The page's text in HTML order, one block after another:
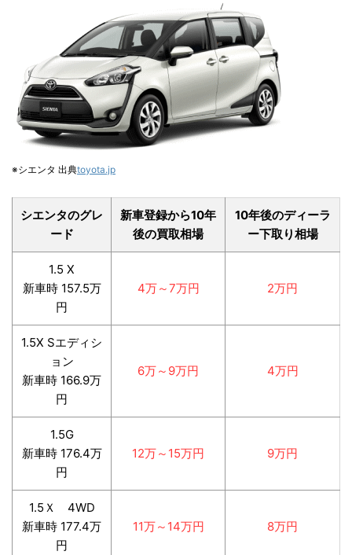
※シエンタ 出典toyota.jp
シエンタのグレ
ード
新車登録から10年
後の買取相場
10年後のディーラ
ー下取り相場
1.5 X
新車時 157.5万
円
4万～7万円 2万円
1.5X Sエディシ
ョン
新車時 166.9万
円
6万～9万円 4万円
1.5G
新車時 176.4万
円
12万～15万円 9万円
1.5Ｘ 4WD
新車時 177.4万
円
11万～14万円 8万円